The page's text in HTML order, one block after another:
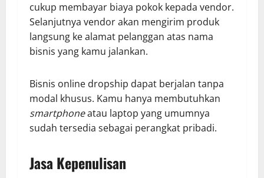
cukup membayar biaya pokok kepada vendor.
Selanjutnya vendor akan mengirim produk
langsung ke alamat pelanggan atas nama
bisnis yang kamu jalankan.
Bisnis online dropship dapat berjalan tanpa
modal khusus. Kamu hanya membutuhkan
smartphoneatau laptop yang umumnya
sudah tersedia sebagai perangkat pribadi.
Jasa Kepenulisan